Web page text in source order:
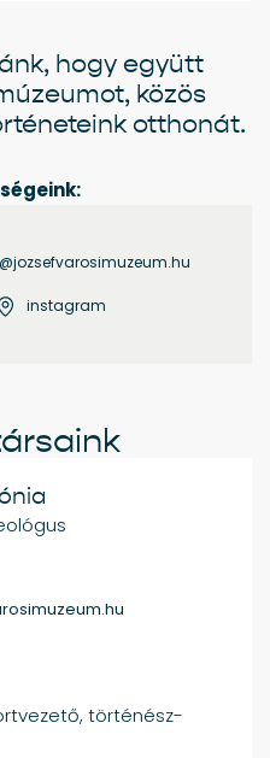
hogy együtt
közös
otthonát.
instagram
történész-